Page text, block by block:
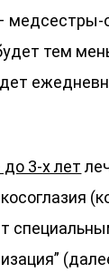
медсестры-
тем
3-х лет